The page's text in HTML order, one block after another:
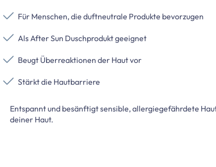
Für Menschen, die duftneutrale Produkte bevorzugen
Als After Sun Duschprodukt geeignet
Beugt Überreaktionen der Haut vor
Stärkt die Hautbarriere
Entspannt und besänftigt sensible, allergiegefährdete
deiner Haut.